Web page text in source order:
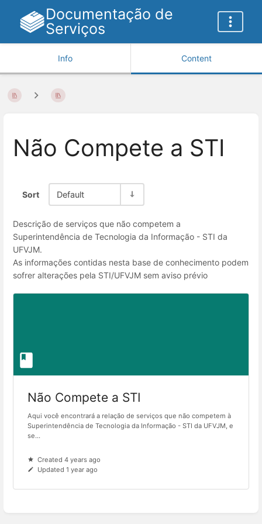
Documentação de
Serviços
Info Content
Não Compete a STI
Sort Default
Descrição de serviços que não competem a
Superintendência de Tecnologia da Informação - STI da
UFVJM.
As informações contidas nesta base de conhecimento podem
sofrer alterações pela STI/UFVJM sem aviso prévio
Não Compete a STI
Aqui você encontrará a relação de serviços que não competem à
Superintendência de Tecnologia da Informação - STI da UFVJM, e
se...
Created 4 years ago
Updated 1 year ago